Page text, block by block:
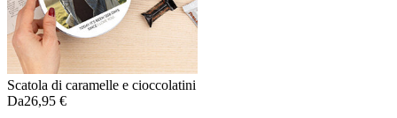
Scatola di caramelle e cioccolatini
Da26,95 €